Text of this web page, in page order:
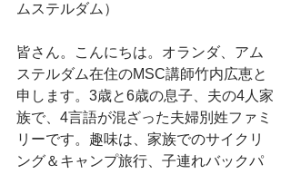
ムステルダム）
皆さん。こんにちは。オランダ、アム
ステルダム在住のMSC講師竹内広恵と
申します。3歳と6歳の息子、夫の4人家
族で、4言語が混ざった夫婦別姓ファミ
リーです。趣味は、家族でのサイクリ
ング＆キャンプ旅行、子連れバックパ